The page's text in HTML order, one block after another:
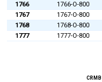
1766
1766-O-800
1767
1767-O-800
1768
1768-O-800
1777
1777-O-800
CRMB